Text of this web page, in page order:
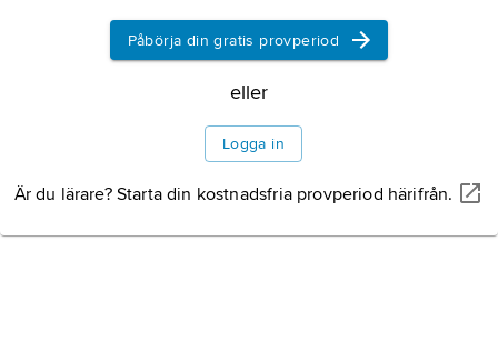
Påbörja din gratis provperiod
eller
Logga in
Är du lärare? Starta din kostnadsfria provperiod härifrån.